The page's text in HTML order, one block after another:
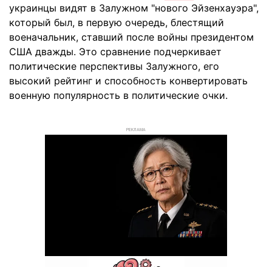
украинцы видят в Залужном "нового Эйзенхауэра",
который был, в первую очередь, блестящий
военачальник, ставший после войны президентом
США дважды. Это сравнение подчеркивает
политические перспективы Залужного, его
высокий рейтинг и способность конвертировать
военную популярность в политические очки.
РЕКЛАМА